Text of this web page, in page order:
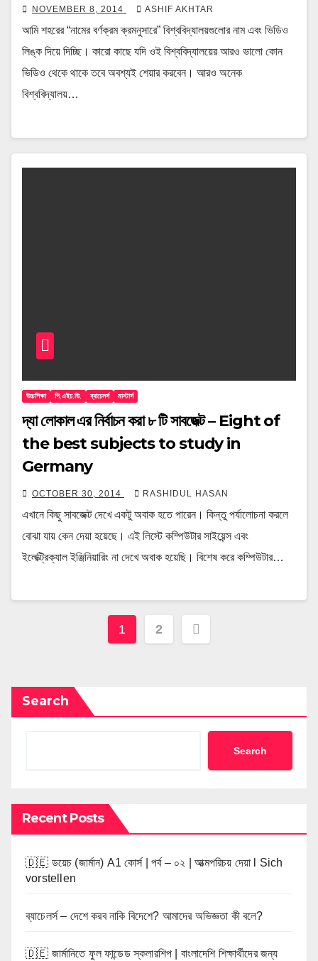
NOVEMBER 8, 2014 ASHIF AKHTAR
আমি শহরের “নামের বর্ণক্রম ক্রমনুসারে” বিশ্ববিদ্যালয়গুলোর নাম এবং ভিডিও
লিঙ্ক দিয়ে দিচ্ছি। কারো কাছে যদি ওই বিশ্ববিদ্যালয়ের আরও ভালো কোন
ভিডিও থেকে থাকে তবে অবশ্যই শেয়ার করবেন। আরও অনেক
বিশ্ববিদ্যালয়…
উচ্চশিক্ষা পি.এইচ.ডি. ব্যাচেলর্স মাস্টার্স
দ্যা লোকাল এর নির্বাচন করা ৮ টি সাবজেক্ট – Eight of
the best subjects to study in
Germany
OCTOBER 30, 2014 RASHIDUL HASAN
এখানে কিছু সাবজেক্ট দেখে একটু অবাক হতে পারেন। কিন্তু পর্যালোচনা করলে
বোঝা যায় কেন দেয়া হয়েছে। এই লিস্টে কম্পিউটার সাইয়েন্স এবং
ইলেক্ট্রিক্যাল ইঞ্জিনিয়ারিং না দেখে অবাক হয়েছি। বিশেষ করে কম্পিউটার…
Posts
1 2
Search
Search
Recent Posts
🇩🇪 ডয়েচ (জার্মান) A1 কোর্স | পর্ব – ০২ | আত্মপরিচয় দেয়া l Sich
vorstellen
ব্যাচেলর্স – দেশে করব নাকি বিদেশে? আমাদের অভিজ্ঞতা কী বলে?
🇩🇪 জার্মানিতে ফুল ফান্ডেড স্কলারশিপ | বাংলাদেশি শিক্ষার্থীদের জন্য